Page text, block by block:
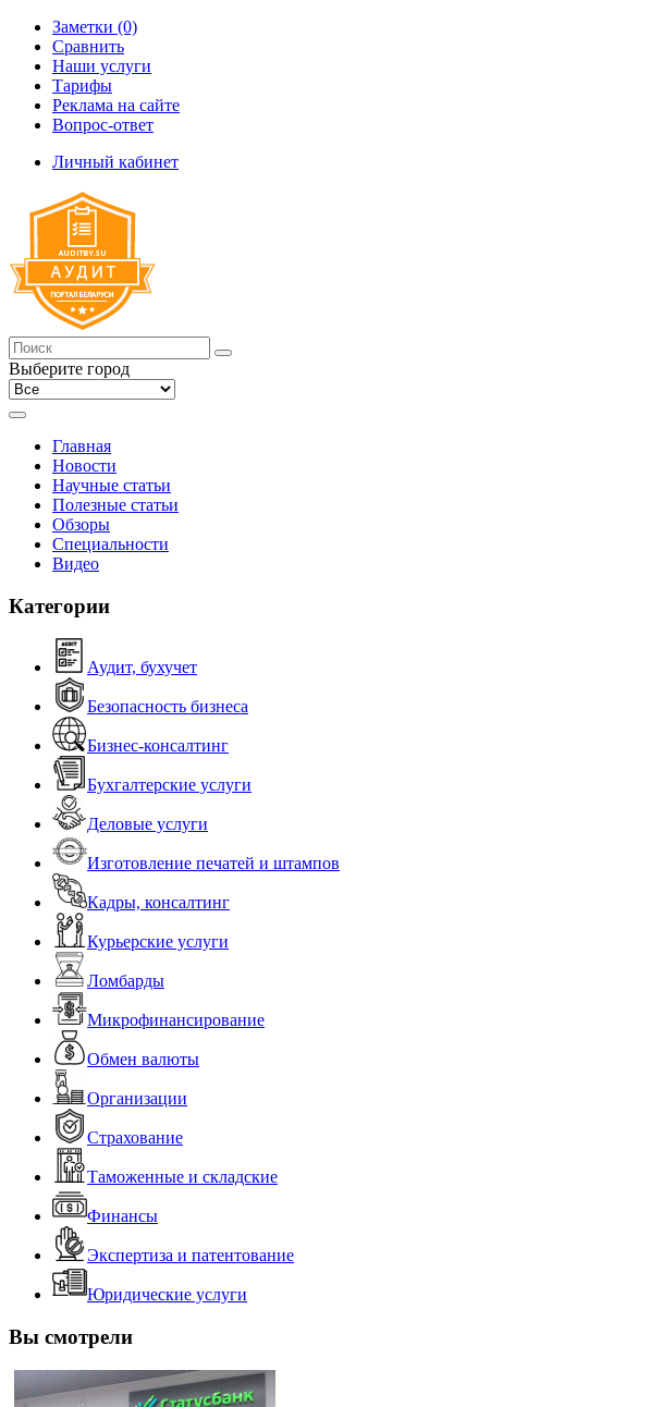
Заметки (0)
Сравнить
Наши услуги
Тарифы
Реклама на сайте
Вопрос-ответ
Личный кабинет
Выберите город
Главная
Новости
Научные статьи
Полезные статьи
Обзоры
Специальности
Видео
Категории
Аудит, бухучет
Безопасность бизнеса
Бизнес-консалтинг
Бухгалтерские услуги
Деловые услуги
Изготовление печатей и штампов
Кадры, консалтинг
Курьерские услуги
Ломбарды
Микрофинансирование
Обмен валюты
Организации
Страхование
Таможенные и складские
Финансы
Экспертиза и патентование
Юридические услуги
Вы смотрели